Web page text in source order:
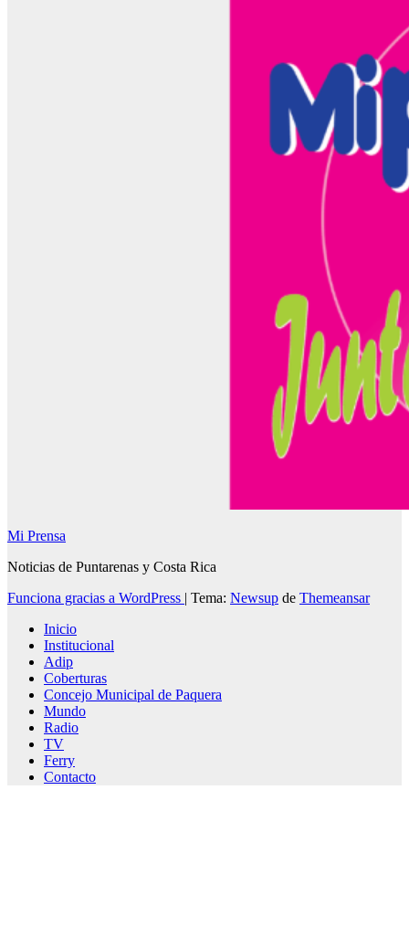
Mi Prensa
Noticias de Puntarenas y Costa Rica
Funciona gracias a WordPress | Tema: Newsup de Themeansar
Inicio
Institucional
Adip
Coberturas
Concejo Municipal de Paquera
Mundo
Radio
TV
Ferry
Contacto